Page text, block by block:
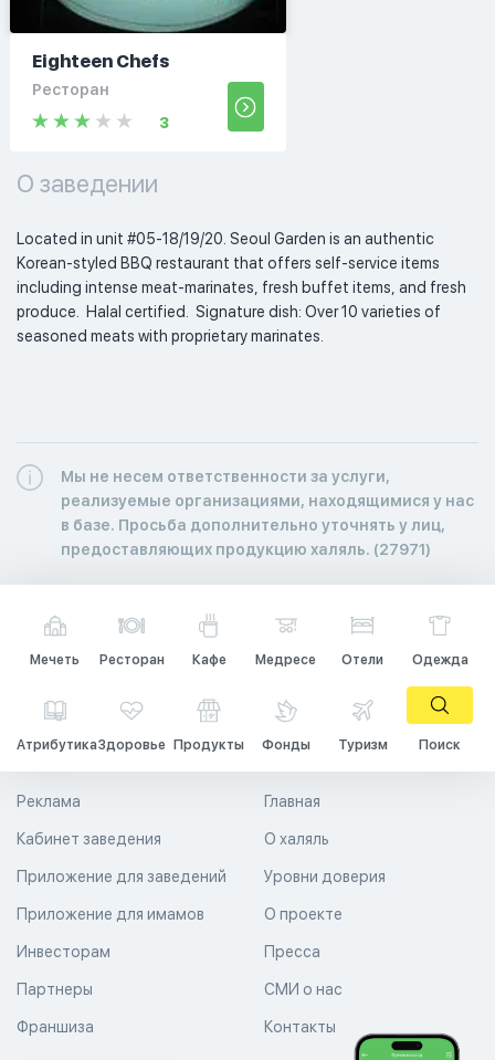
Eighteen Chefs
Ресторан
3
О заведении
Located in unit #05-18/19/20. Seoul Garden is an authentic
Korean-styled BBQ restaurant that offers self-service items
including intense meat-marinates, fresh buffet items, and fresh
produce.  Halal certified.  Signature dish: Over 10 varieties of
seasoned meats with proprietary marinates.
Мы не несем ответственности за услуги,
реализуемые организациями, находящимися у нас
в базе. Просьба дополнительно уточнять у лиц,
предоставляющих продукцию халяль. (27971)
Мечеть Ресторан Кафе Медресе Отели Одежда
АтрибутикаЗдоровье Продукты Фонды Туризм Поиск
Главная
О халяль
Уровни доверия
Реклама
Кабинет заведения
Приложение для заведений
Приложение для имамов О проекте
Пресса
СМИ о нас
Контакты
Инвесторам
Партнеры
Франшиза